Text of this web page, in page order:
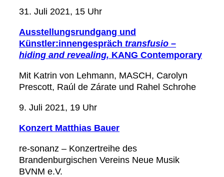
31. Juli 2021, 15 Uhr
Ausstellungsrundgang und
Künstler:innengespräch transfusio –
hiding and revealing, KANG Contemporary
Mit Katrin von Lehmann, MASCH, Carolyn
Prescott, Raúl de Zárate und Rahel Schrohe
9. Juli 2021, 19 Uhr
Konzert Matthias Bauer
re-sonanz – Konzertreihe des
Brandenburgischen Vereins Neue Musik
BVNM e.V.